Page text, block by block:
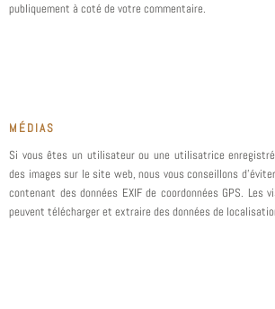
publiquement à coté de votre commentaire.
MÉDIAS
Si vous êtes un utilisateur ou une utilisatrice
des images sur le site web, nous vous conseillons
contenant des données EXIF de coordonnées GPS. Les
peuvent télécharger et extraire des données de